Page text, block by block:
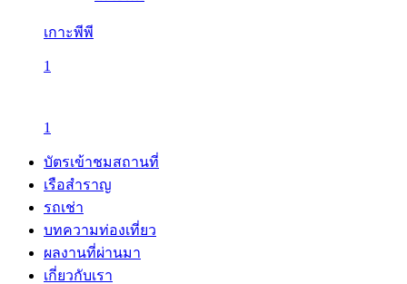
เกาะพีพี
1
1
บัตรเข้าชมสถานที่
เรือสำราญ
รถเช่า
บทความท่องเที่ยว
ผลงานที่ผ่านมา
เกี่ยวกับเรา